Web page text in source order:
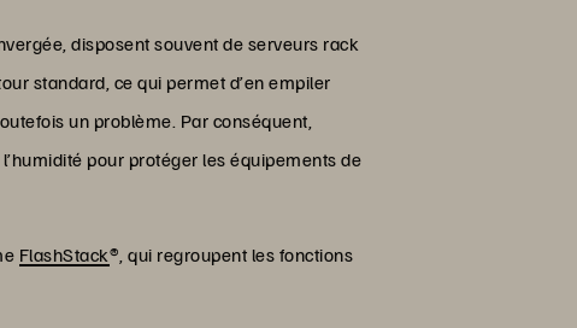
disposent souvent de serveurs rack
standard, ce qui permet d’en empiler
un problème. Par conséquent,
pour protéger les équipements de
FlashStack®, qui regroupent les fonctions